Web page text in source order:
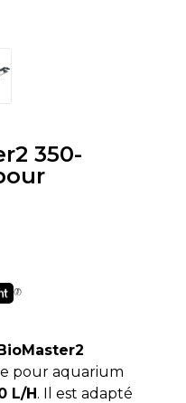
350-
pour aquarium
L/H. Il est adapté